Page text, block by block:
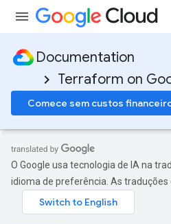
Documentation
Terraform on
Comece sem custos
O Google usa tecnologia de IA na
idioma de preferência. As traduções